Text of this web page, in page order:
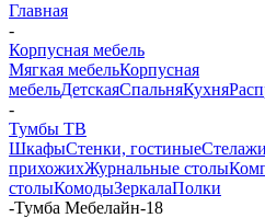
Главная
-
Корпусная мебель
Мягкая мебельКорпусная
мебельДетскаяСпальняКухня
-
Тумбы ТВ
ШкафыСтенки, гостиныеСтелажи
прихожихЖурнальные столы
столыКомодыЗеркалаПолки
-Тумба Мебелайн-18